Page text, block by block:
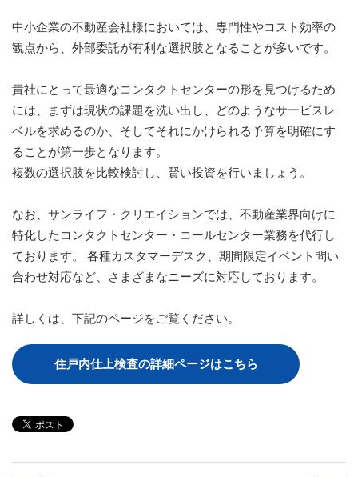
中小企業の不動産会社様においては、専門性やコスト効率の
観点から、外部委託が有利な選択肢となることが多いです。
貴社にとって最適なコンタクトセンターの形を見つけるため
には、まずは現状の課題を洗い出し、どのようなサービスレ
ベルを求めるのか、そしてそれにかけられる予算を明確にす
ることが第一歩となります。
複数の選択肢を比較検討し、賢い投資を行いましょう。
なお、サンライフ・クリエイションでは、不動産業界向けに
特化したコンタクトセンター・コールセンター業務を代行し
ております。 各種カスタマーデスク、期間限定イベント問い
合わせ対応など、さまざまなニーズに対応しております。
詳しくは、下記のページをご覧ください。
住戸内仕上検査の詳細ページはこちら